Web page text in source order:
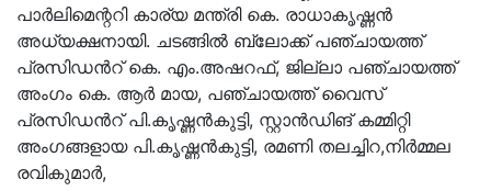
പാർലിമെന്ററി കാര്യ മന്ത്രി കെ. രാധാകൃഷ്ണൻ
അധ്യക്ഷനായി. ചടങ്ങിൽ ബ്ലോക്ക് പഞ്ചായത്ത്
പ്രസിഡൻറ് കെ. എം.അഷറഫ്, ജില്ലാ പഞ്ചായത്ത്
അംഗം കെ. ആർ മായ, പഞ്ചായത്ത് വൈസ്
പ്രസിഡൻറ് പി.കൃഷ്ണൻകുട്ടി, സ്റ്റാൻഡിങ് കമ്മിറ്റി
അംഗങ്ങളായ പി.കൃഷ്ണൻകുട്ടി, രമണി തലച്ചിറ,നിർമ്മല
രവികുമാർ,